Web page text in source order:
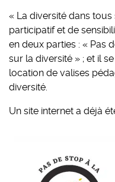
« La diversité dans
participatif et de
en deux parties : « Pas
sur la diversité » ; et il
location de valises
diversité.
Un site internet a déjà